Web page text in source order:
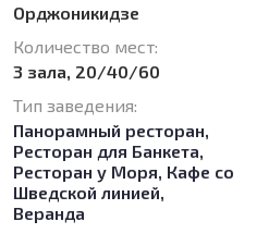
Орджоникидзе
Количество мест:
3 зала, 20/40/60
Тип заведения:
Панорамный ресторан,
Ресторан для Банкета,
Ресторан у Моря, Кафе со
Шведской линией,
Веранда